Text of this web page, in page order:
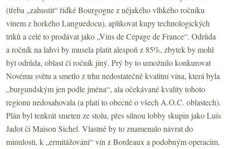
(třeba „zahustit“ řídké Bourgogne z nějakého vlhkého ročníku
vínem z horkého Languedocu), aplikovat kupy technologických
triků a celé to prodávat jako „Vins de Cépage de France“. Odrůda
a ročník na lahvi by musela platit alespoň z 85%, zbytek by mohl
být odrůda, oblast či ročník jiný. Prý by to umožnilo konkurovat
Novému světu a smetlo z trhu nedostatečně kvalitní vína, která byla
„burgundským jen podle jména“, ala očekávané kvality tohoto
regionu nedosahovala (a platí to obecně o všech A.O.C. oblastech).
Plán byl tenkrát smeten ze stolu, přes silnou lobby skupin jako Luis
Jadot či Maison Sichel. Vlastně by to znamenalo návrat do
minulosti, k „ermitážování“ vín z Bordeaux a podobným operacím.